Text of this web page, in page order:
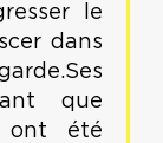
le
dans
que
ont été